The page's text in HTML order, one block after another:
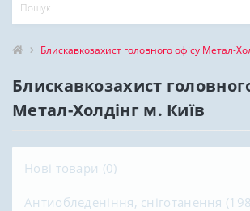
Блискавкозахист головного офісу Метал-
Блискавкозахист
Метал-Холдінг м. Київ
Нові товари (0)
Антиобледеніння, сніготанення